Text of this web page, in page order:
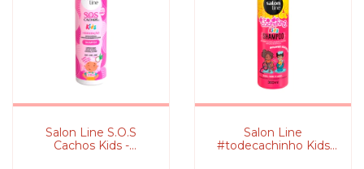
Salon Line S.O.S
Cachos Kids -
Salon Line
#todecachinho Kids